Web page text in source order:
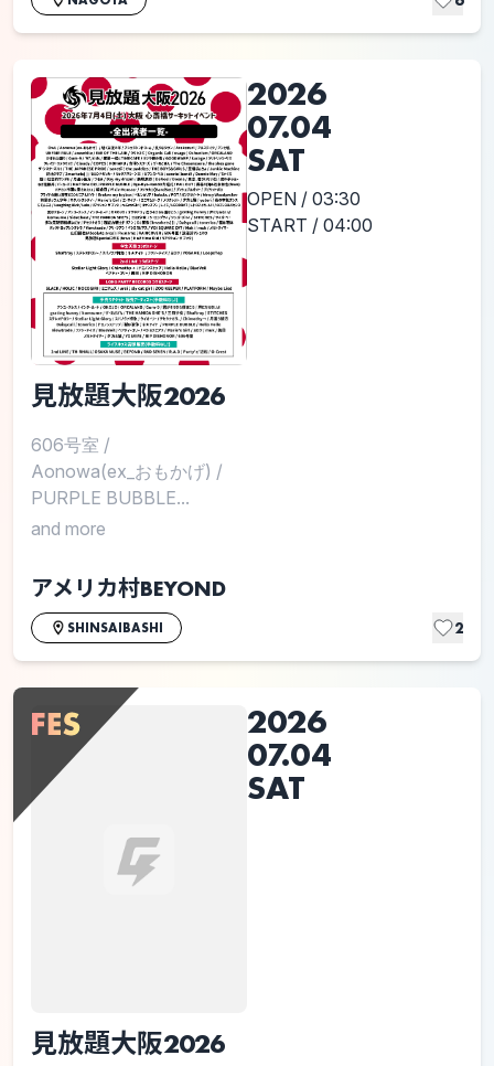
2026
07.04
SAT
OPEN / 03:30
START / 04:00
⾒放題⼤阪2026
606号室 /
Aonowa(ex_おもかげ) /
PURPLE BUBBLE...
and more
アメリカ村BEYOND
SHINSAIBASHI 2
2026
07.04
SAT
見放題大阪2026